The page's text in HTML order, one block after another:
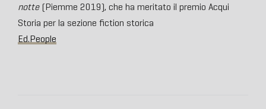
notte(Piemme 2019), che ha meritato il premio Acqui
Storia per la sezione fiction storica
Ed.People